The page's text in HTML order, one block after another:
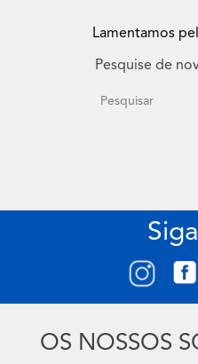
Lamentamos
Pesquise de
OS NOSSOS